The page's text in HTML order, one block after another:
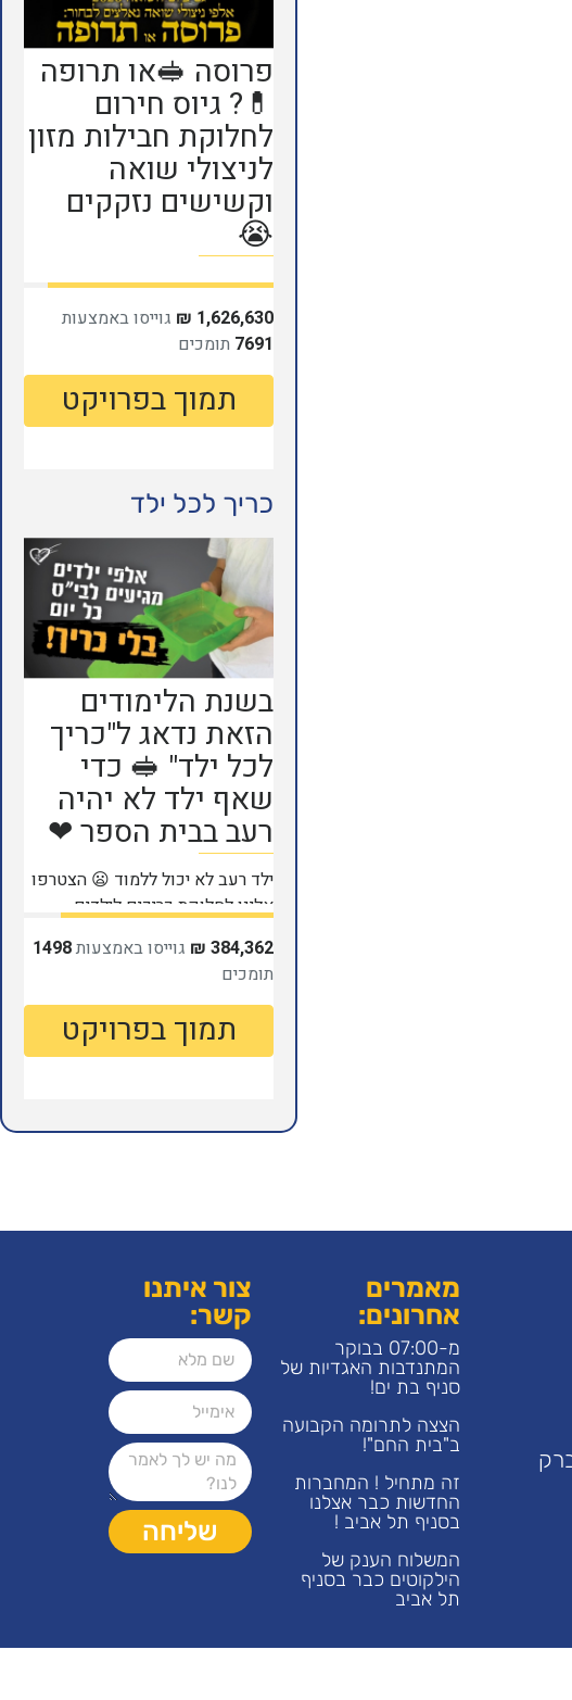
כריך לכל ילד
מאמרים
אחרונים:
מ-07:00 בבוקר
המתנדבות האגדיות של
סניף בת ים!
הצצה לתרומה הקבועה
ב"בית החם"!
זה מתחיל ! המחברות
החדשות כבר אצלנו
בסניף תל אביב !
המשלוח הענק של
הילקוטים כבר בסניף
תל אביב
צור איתנו
קשר:
שליחה